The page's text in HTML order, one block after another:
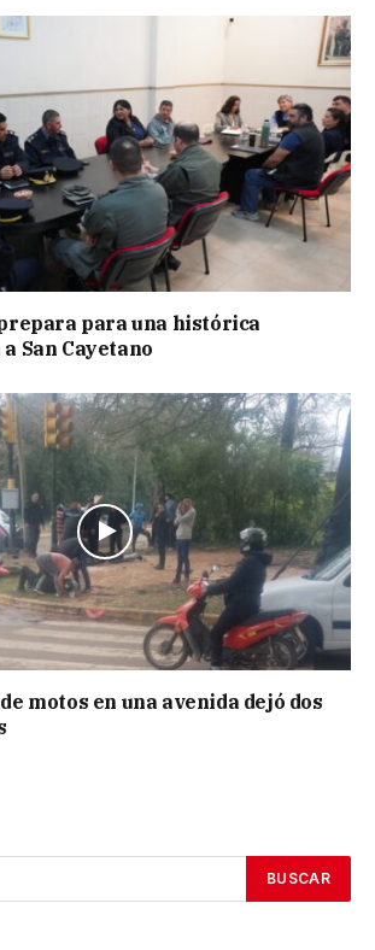
para una histórica
San Cayetano
motos en una avenida dejó dos